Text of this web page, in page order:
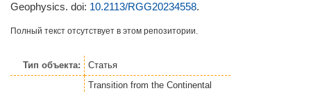
Geophysics. doi: 10.2113/RGG20234558.
Полный текст отсутствует в этом репозитории.
Тип объекта: Статья
Transition from the Continental